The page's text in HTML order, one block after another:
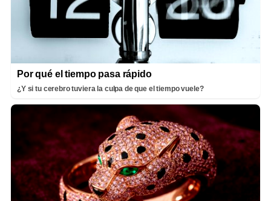
Por qué el tiempo pasa rápido
¿Y si tu cerebro tuviera la culpa de que el tiempo vuele?